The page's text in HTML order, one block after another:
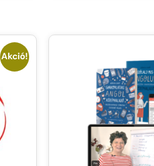
Akció!